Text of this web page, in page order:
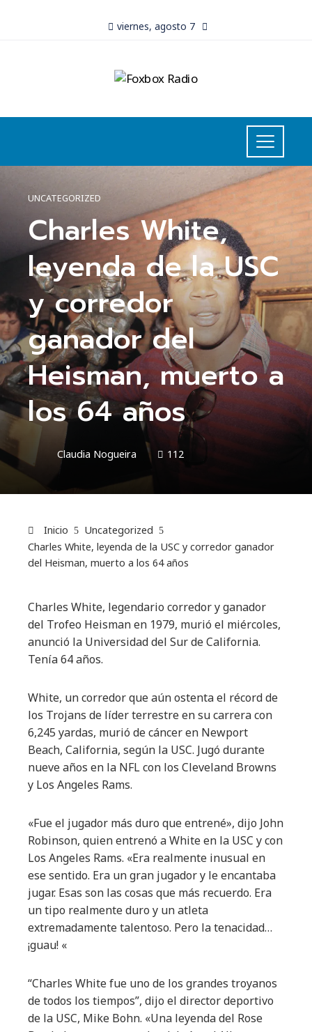
viernes, agosto 7
UNCATEGORIZED
Charles White,
leyenda de la USC
y corredor
ganador del
Heisman, muerto a
los 64 años
Claudia Nogueira 112
Inicio
Uncategorized
Charles White, leyenda de la USC y corredor ganador
del Heisman, muerto a los 64 años
Charles White, legendario corredor y ganador
del Trofeo Heisman en 1979, murió el miércoles,
anunció la Universidad del Sur de California.
Tenía 64 años.
White, un corredor que aún ostenta el récord de
los Trojans de líder terrestre en su carrera con
6,245 yardas, murió de cáncer en Newport
Beach, California, según la USC. Jugó durante
nueve años en la NFL con los Cleveland Browns
y Los Angeles Rams.
«Fue el jugador más duro que entrené», dijo John
Robinson, quien entrenó a White en la USC y con
Los Angeles Rams. «Era realmente inusual en
ese sentido. Era un gran jugador y le encantaba
jugar. Esas son las cosas que más recuerdo. Era
un tipo realmente duro y un atleta
extremadamente talentoso. Pero la tenacidad…
¡guau! «
“Charles White fue uno de los grandes troyanos
de todos los tiempos”, dijo el director deportivo
de la USC, Mike Bohn. «Una leyenda del Rose